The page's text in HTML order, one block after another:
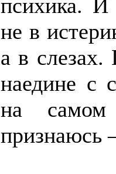
психика. И
не в
а в
наедине с
на
признаюсь